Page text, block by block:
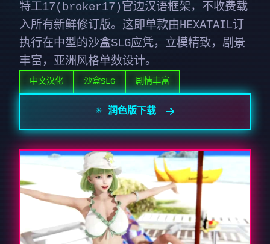
特工17(broker17)官边汉语框架，不收费载
入所有新鲜修订版。这即单款由HEXATAIL订
执行在中型的沙盒SLG应凭，立模精致，剧景
丰富，亚洲风格单数设计。
中文汉化 沙盒SLG 剧情丰富
☀️ 润色版下载